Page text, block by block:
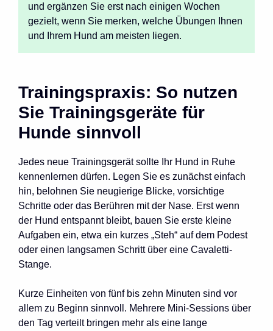
und ergänzen Sie erst nach einigen Wochen
gezielt, wenn Sie merken, welche Übungen Ihnen
und Ihrem Hund am meisten liegen.
Trainingspraxis: So nutzen
Sie Trainingsgeräte für
Hunde sinnvoll
Jedes neue Trainingsgerät sollte Ihr Hund in Ruhe
kennenlernen dürfen. Legen Sie es zunächst einfach
hin, belohnen Sie neugierige Blicke, vorsichtige
Schritte oder das Berühren mit der Nase. Erst wenn
der Hund entspannt bleibt, bauen Sie erste kleine
Aufgaben ein, etwa ein kurzes „Steh“ auf dem Podest
oder einen langsamen Schritt über eine Cavaletti-
Stange.
Kurze Einheiten von fünf bis zehn Minuten sind vor
allem zu Beginn sinnvoll. Mehrere Mini-Sessions über
den Tag verteilt bringen mehr als eine lange